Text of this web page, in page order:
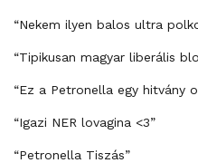
“Nekem ilyen balos ultra
“Tipikusan magyar liberális
“Ez a Petronella egy hitvány
“Igazi NER lovagina <3”
“Petronella Tiszás”